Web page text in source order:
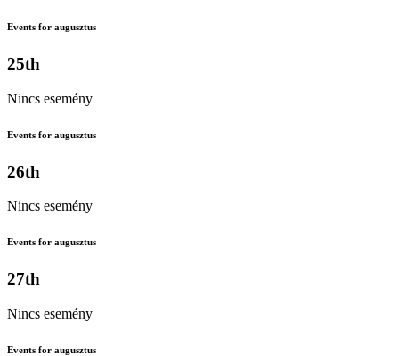
Events for augusztus
25th
Nincs esemény
Events for augusztus
26th
Nincs esemény
Events for augusztus
27th
Nincs esemény
Events for augusztus